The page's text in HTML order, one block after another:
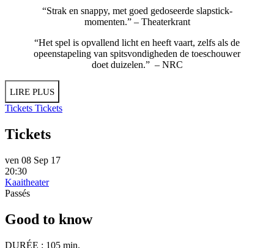
“Strak en snappy, met goed gedoseerde slapstick-
momenten.” – Theaterkrant
“Het spel is opvallend licht en heeft vaart, zelfs als de
opeenstapeling van spitsvondigheden de toeschouwer
doet duizelen.” – NRC
LIRE PLUS
Tickets Tickets
Tickets
ven 08 Sep 17
20:30
Kaaitheater
Passés
Good to know
DURÉE : 105 min.